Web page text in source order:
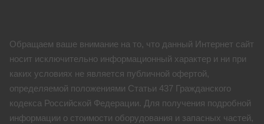
Обращаем ваше внимание на то, что данный Интернет сайт
носит исключительно информационный характер и ни при
каких условиях не является публичной офертой,
определяемой положениями Статьи 437 Гражданского
кодекса Российской Федерации. Для получения подробной
информации о стоимости оборудования и запасных частей,